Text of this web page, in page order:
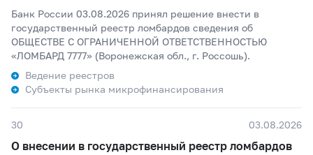
Банк России 03.08.2026 принял решение внести в
государственный реестр ломбардов сведения об
ОБЩЕСТВЕ С ОГРАНИЧЕННОЙ ОТВЕТСТВЕННОСТЬЮ
«ЛОМБАРД 7777» (Воронежская обл., г. Россошь).
Ведение реестров
Субъекты рынка микрофинансирования
30 03.08.2026
О внесении в государственный реестр ломбардов